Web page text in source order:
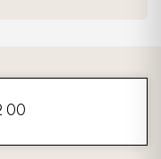
00